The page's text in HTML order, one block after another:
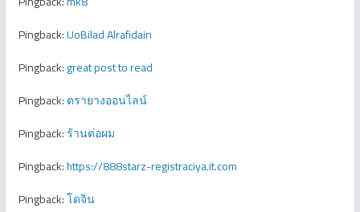
Pingback:UoBilad Alrafidain
Pingback:great post to read
Pingback:ตรายางออนไลน์
Pingback:ร้านต่อผม
Pingback:https://888starz-registraciya.it.com
Pingback:โดจิน